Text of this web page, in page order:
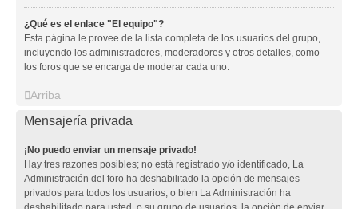
¿Qué es el enlace "El equipo"?
Esta página le provee de la lista completa de los usuarios del grupo,
incluyendo los administradores, moderadores y otros detalles, como
los foros que se encarga de moderar cada uno.
Arriba
Mensajería privada
¡No puedo enviar un mensaje privado!
Hay tres razones posibles; no está registrado y/o identificado, La
Administración del foro ha deshabilitado la opción de mensajes
privados para todos los usuarios, o bien La Administración ha